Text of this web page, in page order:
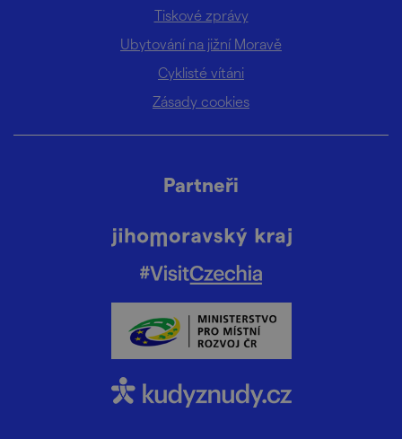
Tiskové zprávy
Ubytování na jižní Moravě
Cyklisté vítáni
Zásady cookies
Partneři